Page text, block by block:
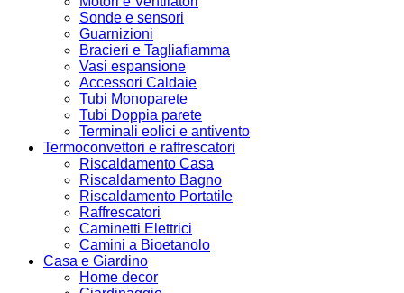
Sonde e sensori
Guarnizioni
Bracieri e Tagliafiamma
Vasi espansione
Accessori Caldaie
Tubi Monoparete
Tubi Doppia parete
Terminali eolici e antivento
Termoconvettori e raffrescatori
Riscaldamento Casa
Riscaldamento Bagno
Riscaldamento Portatile
Raffrescatori
Caminetti Elettrici
Camini a Bioetanolo
Casa e Giardino
Home decor